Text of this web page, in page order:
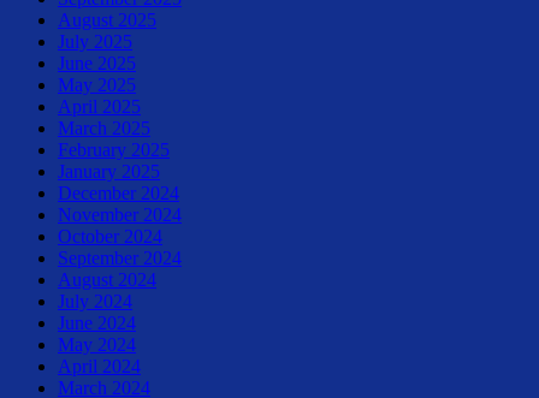
August 2025
July 2025
June 2025
May 2025
April 2025
March 2025
February 2025
January 2025
December 2024
November 2024
October 2024
September 2024
August 2024
July 2024
June 2024
May 2024
April 2024
March 2024